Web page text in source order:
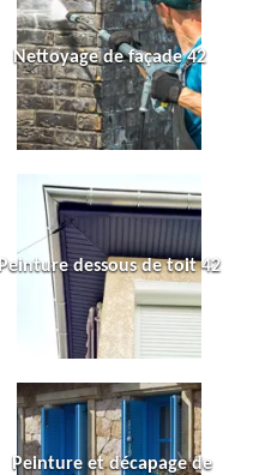
Nettoyage de façade 42
Peinture dessous de toit 42
Peinture et décapage de